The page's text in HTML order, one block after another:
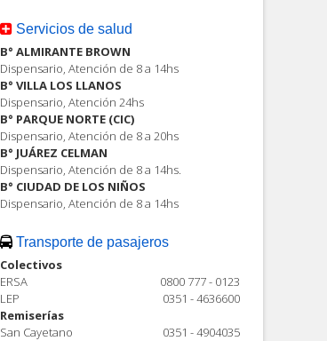
Servicios de salud
B° ALMIRANTE BROWN
Dispensario, Atención de 8 a 14hs
B° VILLA LOS LLANOS
Dispensario, Atención 24hs
B° PARQUE NORTE (CIC)
Dispensario, Atención de 8 a 20hs
B° JUÁREZ CELMAN
Dispensario, Atención de 8 a 14hs.
B° CIUDAD DE LOS NIÑOS
Dispensario, Atención de 8 a 14hs
Transporte de pasajeros
Colectivos
ERSA
0800 777 - 0123
LEP
0351 - 4636600
Remiserías
San Cayetano
0351 - 4904035